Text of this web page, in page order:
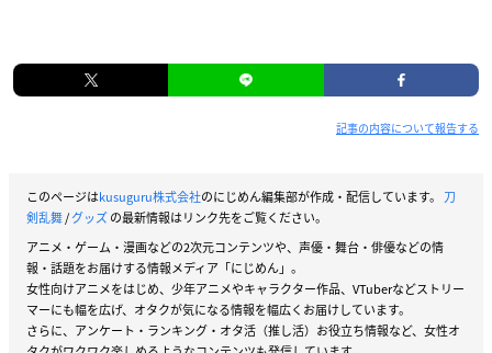
記事の内容について報告する
このページはkusuguru株式会社のにじめん編集部が作成・配信しています。 刀
剣乱舞/グッズの最新情報はリンク先をご覧ください。
アニメ・ゲーム・漫画などの2次元コンテンツや、声優・舞台・俳優などの情
報・話題をお届けする情報メディア「にじめん」。
女性向けアニメをはじめ、少年アニメやキャラクター作品、VTuberなどストリー
マーにも幅を広げ、オタクが気になる情報を幅広くお届けしています。
さらに、アンケート・ランキング・オタ活（推し活）お役立ち情報など、女性オ